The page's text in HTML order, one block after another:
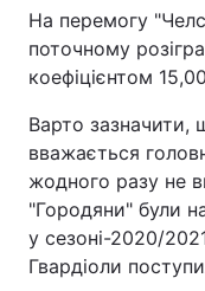
На перемогу
поточному
коефіцієнтом
Варто зазначити,
вважається
жодного разу не
"Городяни" були
у сезоні-2020/
Гвардіоли